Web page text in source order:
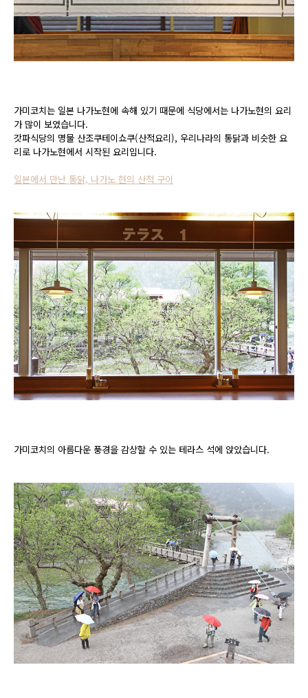
가미코치는 일본 나가노현에 속해 있기 때문에 식당에서는 나가노현의 요리
가 많이 보였습니다.
갓파식당의 명물 산조쿠테이쇼쿠(산적요리), 우리나라의 통닭과 비슷한 요
리로 나가노현에서 시작된 요리입니다.
일본에서 만난 통닭, 나가노 현의 산적 구이
가미코치의 아름다운 풍경을 감상할 수 있는 테라스 석에 앉았습니다.